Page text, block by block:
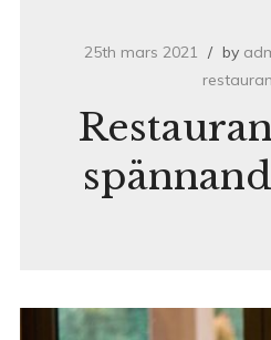
25th mars 2021 by